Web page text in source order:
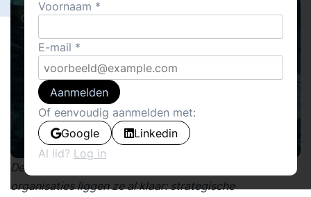
Columns
De veranderplannen zijn vaak niet het probleem. In veel
organisaties liggen ze al klaar: strategische
Voornaam
E-mail
Aanmelden
Of eenvoudig aanmelden met:
Google
Linkedin
Al lid? Log in